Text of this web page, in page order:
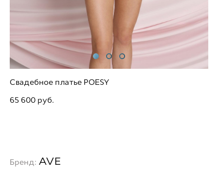
Свадебное платье POESY
65 600 pуб.
Бренд: AVE